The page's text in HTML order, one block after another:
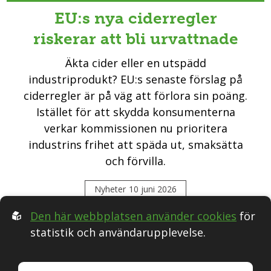
EU:s nya ciderregler
riskerar att bli urvattnade
Äkta cider eller en utspädd
industriprodukt? EU:s senaste förslag på
ciderregler är på väg att förlora sin poäng.
Istället för att skydda konsumenterna
verkar kommissionen nu prioritera
industrins frihet att späda ut, smaksätta
och förvilla.
Nyheter 10 juni 2026
Följ oss i Sociala medier:
Den här webbplatsen använder cookies för
statistik och användarupplevelse.